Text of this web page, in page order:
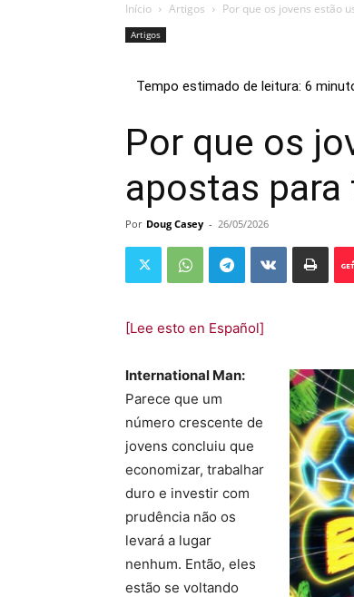
Início Artigos Por que os jovens estão
Artigos
Por que os
apostas
Por Doug Casey - 26/05/2026
[Lee esto en Español]
International Man:
Parece que um
número crescente de
jovens concluiu que
economizar, trabalhar
duro e investir com
prudência não os
levará a lugar
nenhum. Então, eles
estão se voltando